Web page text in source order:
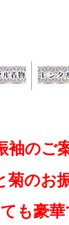
袖のご
菊のお
も豪